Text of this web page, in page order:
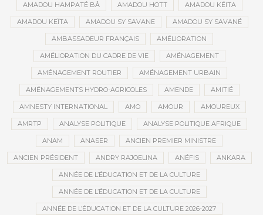
AMADOU HAMPATÉ BÂ AMADOU HOTT AMADOU KÉITA
AMADOU KEÏTA AMADOU SY SAVANE AMADOU SY SAVANÉ
AMBASSADEUR FRANÇAIS AMÉLIORATION
AMÉLIORATION DU CADRE DE VIE AMÉNAGEMENT
AMÉNAGEMENT ROUTIER AMÉNAGEMENT URBAIN
AMÉNAGEMENTS HYDRO-AGRICOLES AMENDE AMITIÉ
AMNESTY INTERNATIONAL AMO AMOUR AMOUREUX
AMRTP ANALYSE POLITIQUE ANALYSE POLITIQUE AFRIQUE
ANAM ANASER ANCIEN PREMIER MINISTRE
ANCIEN PRÉSIDENT ANDRY RAJOELINA ANÉFIS ANKARA
ANNÉE DE L’ÉDUCATION ET DE LA CULTURE
ANNÉE DE L’ÉDUCATION ET DE LA CULTURE
ANNÉE DE L’ÉDUCATION ET DE LA CULTURE 2026-2027